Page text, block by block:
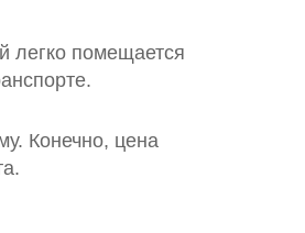
легко помещается
Конечно, цена